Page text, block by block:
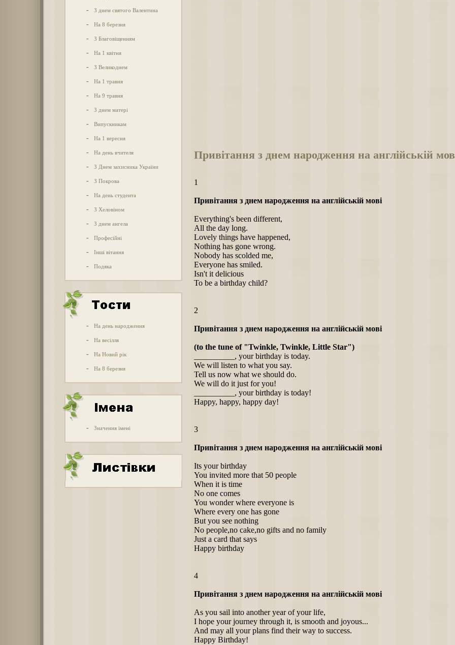
- З днем святого Валентина
- На 8 березня
- З Благовіщенням
- На 1 квітня
- З Великоднем
- На 1 травня
- На 9 травня
- З днем матері
- Випускникам
- На 1 вересня
- На день вчителя
- З Днем захисника України
- З Покрова
- На день студента
- З Хеловіном
- З днем ангела
- Професійні
- Інші вітання
- Подяка
- На день народження
- На весілля
- На Новий рік
- На 8 березня
- Значення імені
Привітання з днем народження на англійській
1
Привітання з днем народження на англійській мові
Everything's been different,
All the day long.
Lovely things have happened,
Nothing has gone wrong.
Nobody has scolded me,
Everyone has smiled.
Isn't it delicious
To be a birthday child?
2
Привітання з днем народження на англійській мові
(to the tune of "Twinkle, Twinkle, Little Star")
__________, your birthday is today.
We will listen to what you say.
Tell us now what we should do.
We will do it just for you!
__________, your birthday is today!
Happy, happy, happy day!
3
Привітання з днем народження на англійській мові
Its your birthday
You invited more that 50 people
When it is time
No one comes
You wonder where everyone is
Where every one has gone
But you see nothing
No people,no cake,no gifts and no family
Just a card that says
Happy birthday
4
Привітання з днем народження на англійській мові
As you sail into another year of your life,
I hope your journey through it, is smooth and joyous...
And may all your plans find their way to success.
Happy Birthday!